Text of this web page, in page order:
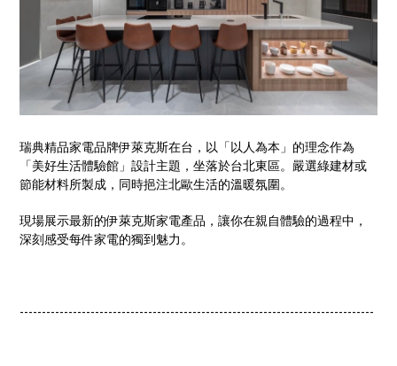
瑞典精品家電品牌伊萊克斯在台，以「以人為本」的理念作為
「美好生活體驗館」設計主題，坐落於台北東區。嚴選綠建材或
節能材料所製成，同時挹注北歐生活的溫暖氛圍。
現場展示最新的伊萊克斯家電產品，讓你在親自體驗的過程中，
深刻感受每件家電的獨到魅力。
--------------------------------------------------------------------------------